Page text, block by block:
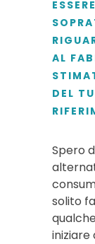
AL
DEL
Spero
solito
iniziare